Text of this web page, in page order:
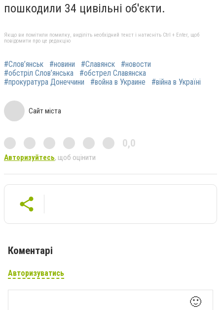
пошкодили 34 цивільні об'єкти.
Якщо ви помітили помилку, виділіть необхідний текст і натисніть Ctrl + Enter, щоб
повідомити про це редакцію
#Слов’янськ #новини #Славянск
#новости
#обстріл Слов’янська
#обстрел Славянска
#прокуратура Донеччини
#война в Украине #війна в Україні
Сайт міста
0,0
Авторизуйтесь, щоб оцінити
Коментарі
Авторизуватись
🙂